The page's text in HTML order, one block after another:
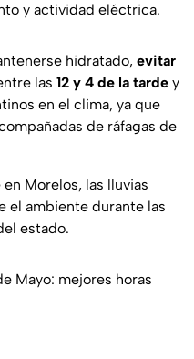
y actividad eléctrica.
hidratado, evitar
las 12 y 4 de la tarde y
en el clima, ya que
de ráfagas de
Morelos, las lluvias
el ambiente durante las
estado.
Mayo: mejores horas